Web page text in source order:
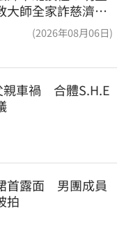
大師全家詐慈濟…
(2026年08月06日)
車禍　合體S.H.E
首露面　男團成員
拍